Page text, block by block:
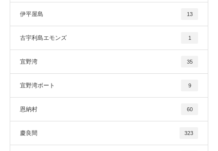
伊平屋島 13
古宇利島エモンズ 1
宜野湾 35
宜野湾ボート 9
恩納村 60
慶良間 323